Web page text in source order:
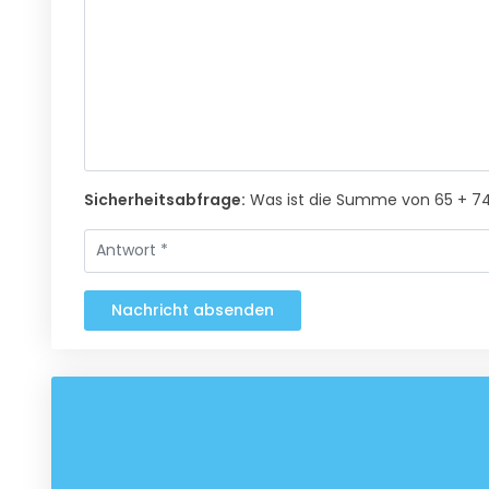
Sicherheitsabfrage: Was ist die Summe von 65 +
Nachricht absenden